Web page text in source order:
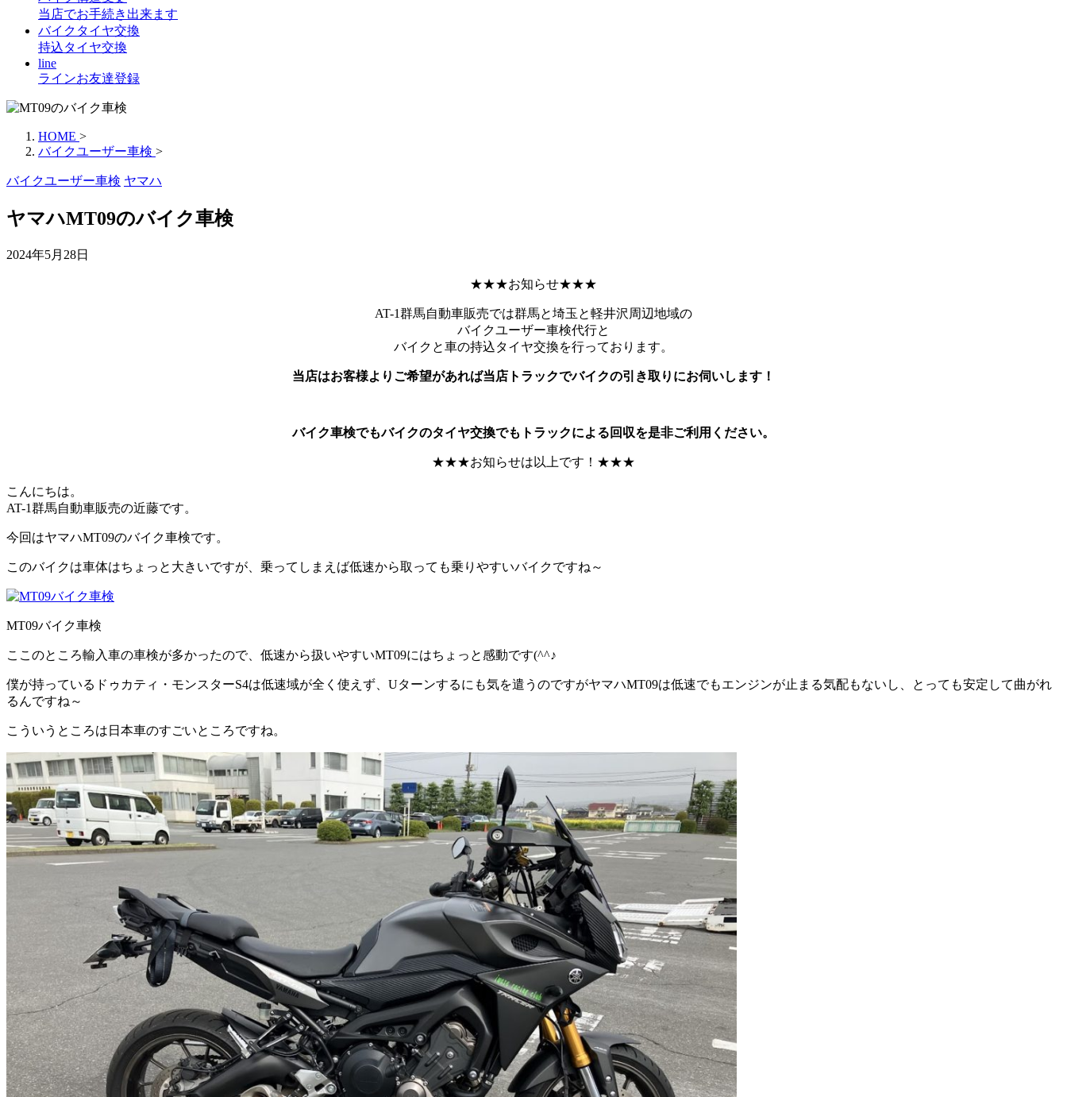
当店でお手続き出来ます
バイクタイヤ交換
持込タイヤ交換
line
ラインお友達登録
HOME >
バイクユーザー車検 >
バイクユーザー車検 ヤマハ
ヤマハMT09のバイク車検
2024年5月28日
★★★お知らせ★★★
AT-1群馬自動車販売では群馬と埼玉と軽井沢周辺地域の
バイクユーザー車検代行と
バイクと車の持込タイヤ交換を行っております。
当店はお客様よりご希望があれば当店トラックでバイクの引き取りにお伺いします！
バイク車検でもバイクのタイヤ交換でもトラックによる回収を是非ご利用ください。
★★★お知らせは以上です！★★★
こんにちは。
AT-1群馬自動車販売の近藤です。
今回はヤマハMT09のバイク車検です。
このバイクは車体はちょっと大きいですが、乗ってしまえば低速から取っても乗りやすいバイクですね～
MT09バイク車検
ここのところ輸入車の車検が多かったので、低速から扱いやすいMT09にはちょっと感動です(^^♪
僕が持っているドゥカティ・モンスターS4は低速域が全く使えず、Uターンするにも気を遣うのですがヤマハMT09は低速でもエンジンが止まる気配もないし、とっても安定して曲がれ
るんですね～
こういうところは日本車のすごいところですね。